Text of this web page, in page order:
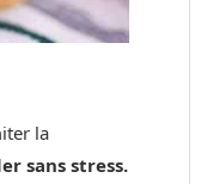
la
sans stress.